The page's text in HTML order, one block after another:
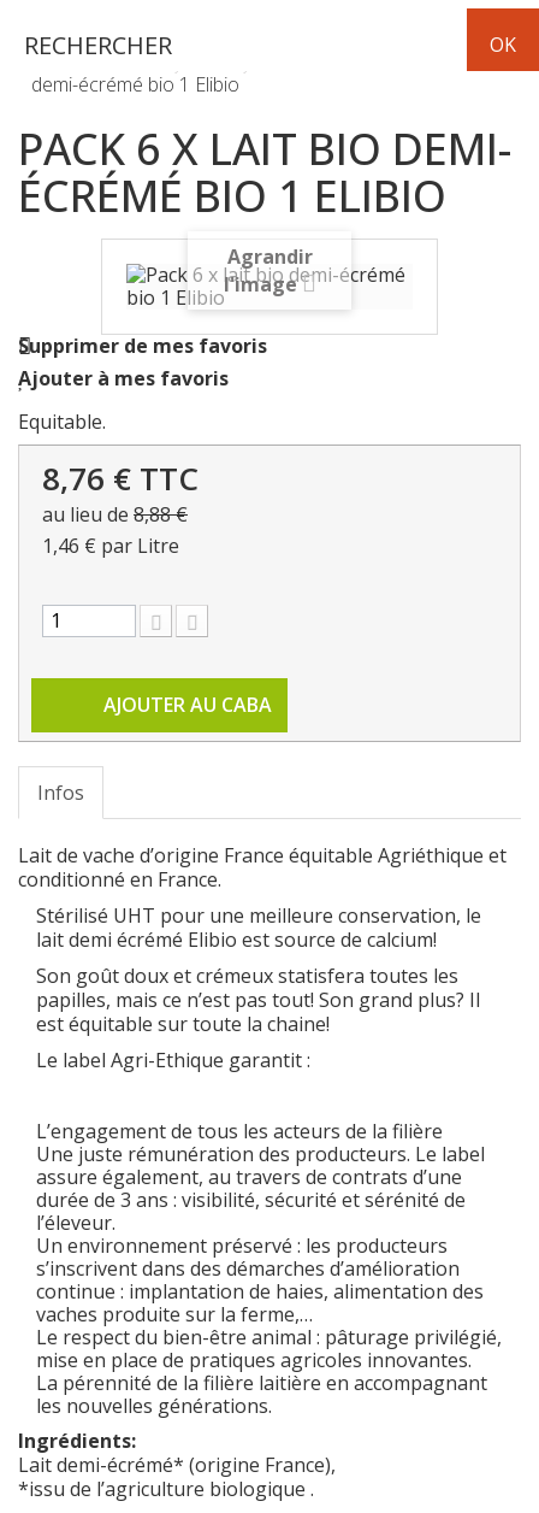
demi-écrémé bio 1 Elibio
PACK 6 X LAIT BIO DEMI-
ÉCRÉMÉ BIO 1 ELIBIO
Agrandir
l'image
Supprimer de mes favoris
Ajouter à mes favoris
Equitable.
8,76 € TTC
au lieu de 8,88 €
1,46 € par Litre
AJOUTER AU CABA
Infos
Lait de vache d’origine France équitable Agriéthique et
conditionné en France.
Stérilisé UHT pour une meilleure conservation, le
lait demi écrémé Elibio est source de calcium!
Son goût doux et crémeux statisfera toutes les
papilles, mais ce n’est pas tout! Son grand plus? Il
est équitable sur toute la chaine!
Le label Agri-Ethique garantit :
L’engagement de tous les acteurs de la filière
Une juste rémunération des producteurs. Le label
assure également, au travers de contrats d’une
durée de 3 ans : visibilité, sécurité et sérénité de
l’éleveur.
Un environnement préservé : les producteurs
s’inscrivent dans des démarches d’amélioration
continue : implantation de haies, alimentation des
vaches produite sur la ferme,…
Le respect du bien-être animal : pâturage privilégié,
mise en place de pratiques agricoles innovantes.
La pérennité de la filière laitière en accompagnant
les nouvelles générations.
Ingrédients:
Lait demi-écrémé* (origine France),
*issu de l’agriculture biologique .